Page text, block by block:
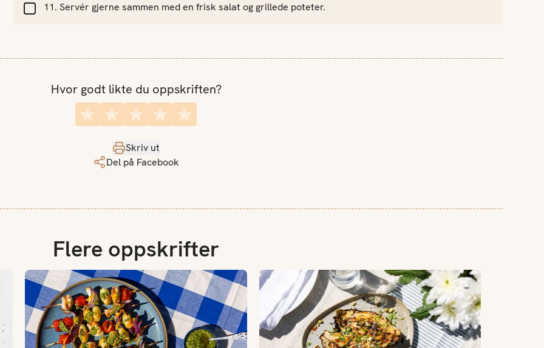
Servér gjerne sammen med en frisk salat og grillede poteter.
Hvor godt likte du oppskriften?
Skriv ut
Del på Facebook
Flere oppskrifter
Grillspyd med gnocchi, kylling og pesto Grillet nykål med asiatisk glaze